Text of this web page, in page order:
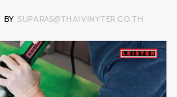
BY SUPARAS@THAIVINYTER.CO.TH